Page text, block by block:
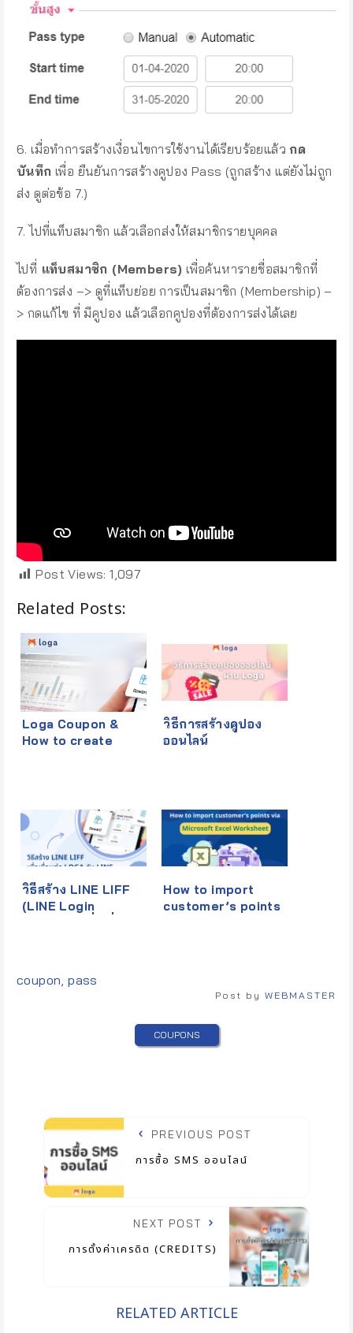
6. เมื่อทำการสร้างเงื่อนไขการใช้งานได้เรียบร้อยแล้ว กด
บันทึก เพื่อ ยืนยันการสร้างคูปอง Pass (ถูกสร้าง แต่ยังไม่ถูก
ส่ง ดูต่อข้อ 7.)
7. ไปที่แท็บสมาชิก แล้วเลือกส่งให้สมาชิกรายบุคคล
ไปที่ แท็บสมาชิก (Members) เพื่อค้นหารายชื่อสมาชิกที่
ต้องการส่ง –> ดูที่แท็บย่อย การเป็นสมาชิก (Membership) –
> กดแก้ไข ที่ มีคูปอง แล้วเลือกคูปองที่ต้องการส่งได้เลย
Post Views: 1,097
Related Posts:
Loga Coupon &
How to create
วิธีการสร้างคูปอง
ออนไลน์
วิธีสร้าง LINE LIFF
(LINE Login
How to import
customer’s points
coupon ,pass
Post by WEBMASTER
COUPONS
PREVIOUS POST
การซื้อ SMS ออนไลน์
NEXT POST
การตั้งค่าเครดิต (CREDITS)
RELATED ARTICLE